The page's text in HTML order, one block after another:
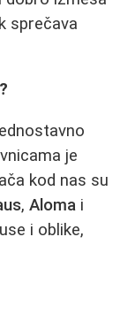
sprečava
je
kod nas su
, Aloma i
i oblike,